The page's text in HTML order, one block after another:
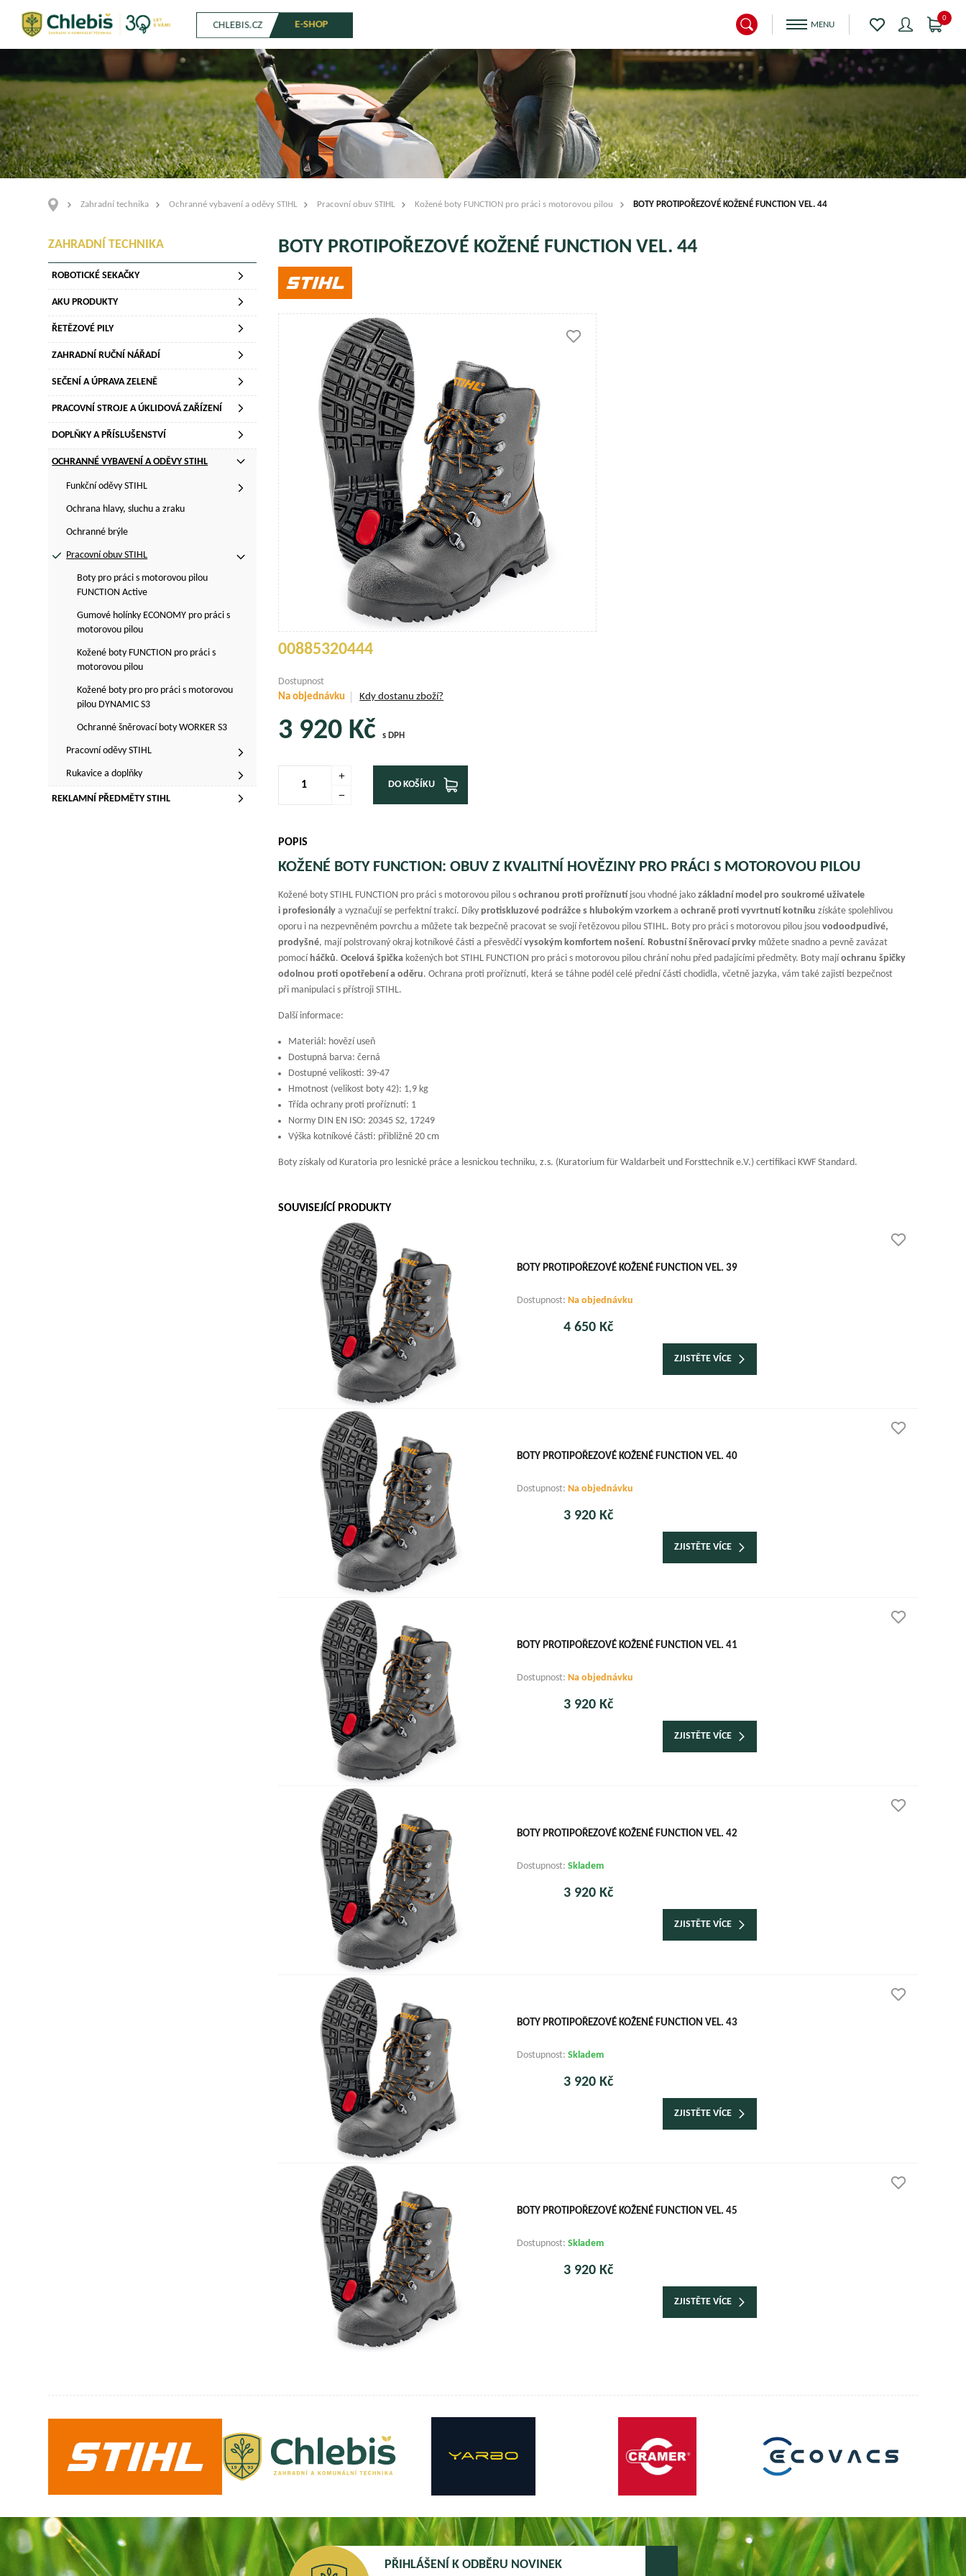
CHLEBIS.CZ E-SHOP
0
Zahradní technika Ochranné vybavení a oděvy STIHL Pracovní obuv STIHL Kožené boty FUNCTION pro práci s motorovou pilou BOTY PROTIPOŘEZOVÉ KOŽENÉ FUNCTION VEL. 44
ZAHRADNÍ TECHNIKA
ROBOTICKÉ SEKAČKY
AKU PRODUKTY
ŘETĚZOVÉ PILY
ZAHRADNÍ RUČNÍ NÁŘADÍ
SEČENÍ A ÚPRAVA ZELENĚ
PRACOVNÍ STROJE A ÚKLIDOVÁ ZAŘÍZENÍ
DOPLŇKY A PŘÍSLUŠENSTVÍ
OCHRANNÉ VYBAVENÍ A ODĚVY STIHL
Funkční oděvy STIHL
Ochrana hlavy, sluchu a zraku
Ochranné brýle
Pracovní obuv STIHL
Boty pro práci s motorovou pilou
FUNCTION Active
Gumové holínky ECONOMY pro práci s
motorovou pilou
Kožené boty FUNCTION pro práci s
motorovou pilou
Kožené boty pro pro práci s motorovou
pilou DYNAMIC S3
Ochranné šněrovací boty WORKER S3
Pracovní oděvy STIHL
Rukavice a doplňky
REKLAMNÍ PŘEDMĚTY STIHL
BOTY PROTIPOŘEZOVÉ KOŽENÉ FUNCTION VEL. 44
00885320444
Dostupnost
Na objednávku
Kdy dostanu zboží?
3 920 Kčs DPH
DO KOŠÍKU
POPIS
KOŽENÉ BOTY FUNCTION: OBUV Z KVALITNÍ HOVĚZINY PRO PRÁCI S MOTOROVOU PILOU
Kožené boty STIHL FUNCTION pro práci s motorovou pilou sochranou proti proříznutí jsou vhodné jakozákladní model pro soukromé uživatele
i profesionály a vyznačují se perfektní trakcí. Díkyprotiskluzové podrážce s hlubokým vzorkem aochraně proti vyvrtnutí kotníku získáte spolehlivou
oporu i na nezpevněném povrchu a můžete tak bezpečně pracovat se svojí řetězovou pilou STIHL. Boty pro práci s motorovou pilou jsouvodoodpudivé,
prodyšné, mají polstrovaný okraj kotníkové části a přesvědčívysokým komfortem nošení. Robustní šněrovací prvky můžete snadno a pevně zavázat
pomocí háčků.Ocelová špička kožených bot STIHL FUNCTION pro práci s motorovou pilou chrání nohu před padajícími předměty. Boty majíochranu špičky
odolnou proti opotřebení a oděru. Ochrana proti proříznutí, která se táhne podél celé přední části chodidla, včetně jazyka, vám také zajistí bezpečnost
při manipulaci s přístroji STIHL.
Další informace:
Materiál: hovězí useň
Dostupná barva: černá
Dostupné velikosti: 39-47
Hmotnost (velikost boty 42): 1,9 kg
Třída ochrany proti proříznutí: 1
Normy DIN EN ISO: 20345 S2, 17249
Výška kotníkové části: přibližně 20 cm
Boty získaly od Kuratoria pro lesnické práce a lesnickou techniku, z.s. (Kuratorium für Waldarbeit und Forsttechnik e.V.) certifikaci KWF Standard.
SOUVISEJÍCÍ PRODUKTY
BOTY PROTIPOŘEZOVÉ KOŽENÉ FUNCTION VEL. 39
Dostupnost: Na objednávku
4 650 Kč
ZJISTĚTE VÍCE
BOTY PROTIPOŘEZOVÉ KOŽENÉ FUNCTION VEL. 40
Dostupnost: Na objednávku
3 920 Kč
ZJISTĚTE VÍCE
BOTY PROTIPOŘEZOVÉ KOŽENÉ FUNCTION VEL. 41
Dostupnost: Na objednávku
3 920 Kč
ZJISTĚTE VÍCE
BOTY PROTIPOŘEZOVÉ KOŽENÉ FUNCTION VEL. 42
Dostupnost: Skladem
3 920 Kč
ZJISTĚTE VÍCE
BOTY PROTIPOŘEZOVÉ KOŽENÉ FUNCTION VEL. 43
Dostupnost: Skladem
3 920 Kč
ZJISTĚTE VÍCE
BOTY PROTIPOŘEZOVÉ KOŽENÉ FUNCTION VEL. 45
Dostupnost: Skladem
3 920 Kč
ZJISTĚTE VÍCE
PŘIHLÁŠENÍ K ODBĚRU NOVINEK